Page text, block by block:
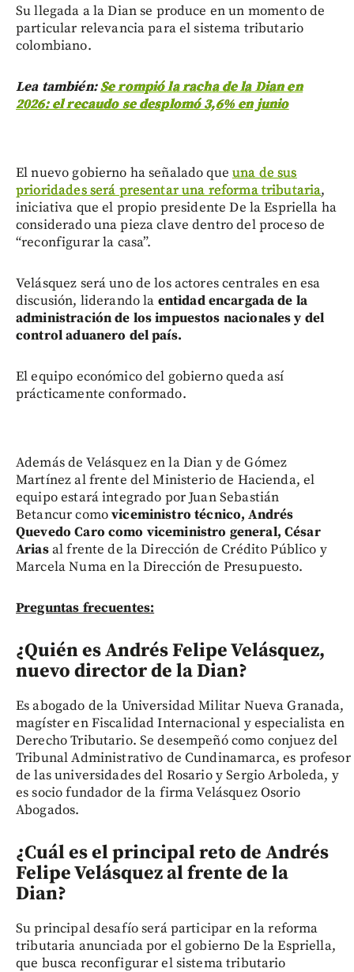
Su llegada a la Dian se produce en un momento de
particular relevancia para el sistema tributario
colombiano.
Lea también:Se rompió la racha de la Dian en
2026: el recaudo se desplomó 3,6% en junio
El nuevo gobierno ha señalado queuna de sus
prioridades será presentar una reforma tributaria,
iniciativa que el propio presidente De la Espriella ha
considerado una pieza clave dentro del proceso de
“reconfigurar la casa”.
Velásquez será uno de los actores centrales en esa
discusión, liderando la entidad encargada de la
administración de los impuestos nacionales y del
control aduanero del país.
El equipo económico del gobierno queda así
prácticamente conformado.
Además de Velásquez en la Dian y de Gómez
Martínez al frente del Ministerio de Hacienda, el
equipo estará integrado por Juan Sebastián
Betancur comoviceministro técnico, Andrés
Quevedo Caro como viceministro general, César
Ariasal frente de la Dirección de Crédito Público y
Marcela Numa en la Dirección de Presupuesto.
Preguntas frecuentes:
¿Quién es Andrés Felipe Velásquez,
nuevo director de la Dian?
Es abogado de la Universidad Militar Nueva Granada,
magíster en Fiscalidad Internacional y especialista en
Derecho Tributario. Se desempeñó como conjuez del
Tribunal Administrativo de Cundinamarca, es profesor
de las universidades del Rosario y Sergio Arboleda, y
es socio fundador de la firma Velásquez Osorio
Abogados.
¿Cuál es el principal reto de Andrés
Felipe Velásquez al frente de la
Dian?
Su principal desafío será participar en la reforma
tributaria anunciada por el gobierno De la Espriella,
que busca reconfigurar el sistema tributario